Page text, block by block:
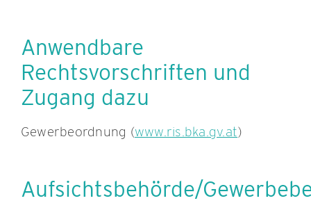
Anwendbare
Rechtsvorschriften und
Zugang dazu
Gewerbeordnung (www.ris.bka.gv.at)
Aufsichtsbehörde/